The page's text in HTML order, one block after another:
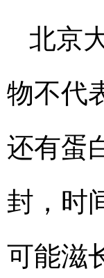
北京
物不代
还有蛋
封，时
可能滋